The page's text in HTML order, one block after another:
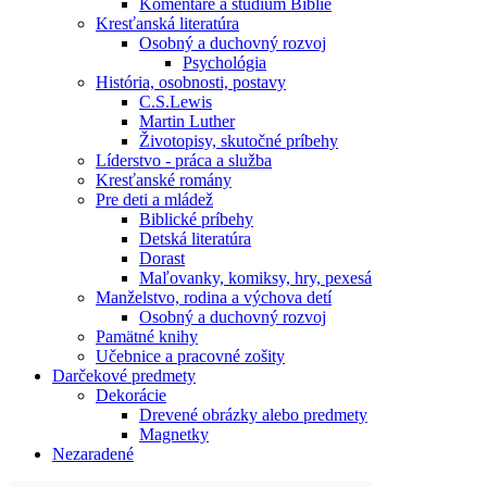
Komentáre a štúdium Biblie
Kresťanská literatúra
Osobný a duchovný rozvoj
Psychológia
História, osobnosti, postavy
C.S.Lewis
Martin Luther
Životopisy, skutočné príbehy
Líderstvo - práca a služba
Kresťanské romány
Pre deti a mládež
Biblické príbehy
Detská literatúra
Dorast
Maľovanky, komiksy, hry, pexesá
Manželstvo, rodina a výchova detí
Osobný a duchovný rozvoj
Pamätné knihy
Učebnice a pracovné zošity
Darčekové predmety
Dekorácie
Drevené obrázky alebo predmety
Magnetky
Nezaradené